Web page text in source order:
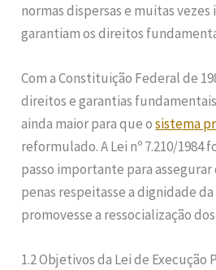
normas dispersas e muitas
garantiam os direitos
Com a Constituição Federal de
direitos e garantias
ainda maior para que osistema
reformulado. A Lei nº 7.210/1984
passo importante para assegurar
penas respeitasse a dignidade
promovesse a ressocialização
1.2 Objetivos da Lei de Execução